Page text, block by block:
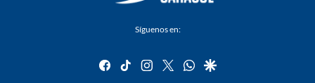
Síguenos en:
facebook
tiktok instagram
twitterwhatsapp
google